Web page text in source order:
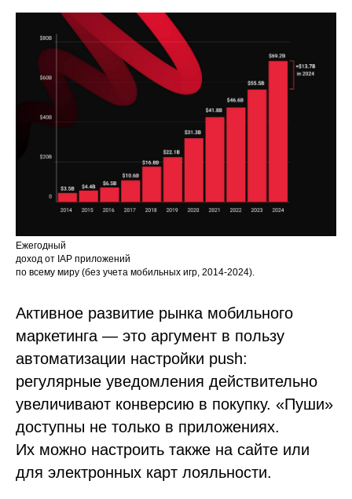
Ежегодный
доход от IAP приложений
по всему миру (без учета мобильных игр, 2014-2024).
Активное развитие рынка мобильного
маркетинга — это аргумент в пользу
автоматизации настройки push:
регулярные уведомления действительно
увеличивают конверсию в покупку. «Пуши»
доступны не только в приложениях.
Их можно настроить также на сайте или
для электронных карт лояльности.